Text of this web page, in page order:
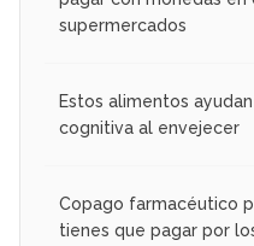
supermercados
Estos alimentos
cognitiva al envejecer
Copago farmacéutico
tienes que pagar por